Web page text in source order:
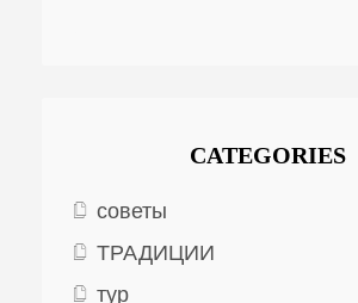
CATEGORIES
советы
ТРАДИЦИИ
тур